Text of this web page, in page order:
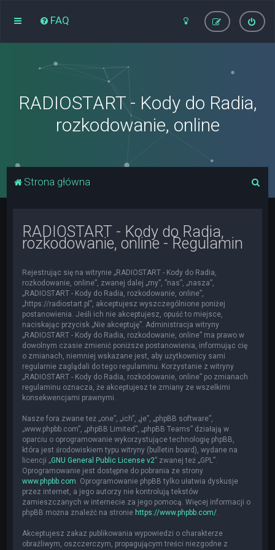
FAQ
RADIOSTART - Kody do Radia,
rozkodowanie, online
Strona główna
RADIOSTART - Kody do Radia,
rozkodowanie, online - Regulamin
Rejestrując się na witrynie „RADIOSTART - Kody do Radia,
rozkodowanie, online”, zwanej dalej „my”, ”nas”, „nasza”,
„RADIOSTART - Kody do Radia, rozkodowanie, online”,
„https://radiostart.pl”, akceptujesz wyszczególnione poniżej
postanowienia. Jeśli ich nie akceptujesz, opuść to miejsce,
naciskając przycisk „Nie akceptuję”. Administracja witryny
„RADIOSTART - Kody do Radia, rozkodowanie, online” ma prawo w
dowolnym czasie zmienić poniższe postanowienia, informując cię
o zmianach, niemniej wskazane jest, aby użytkownicy sami
regularnie zaglądali do tego regulaminu. Korzystanie z witryny
„RADIOSTART - Kody do Radia, rozkodowanie, online” po zmianach
regulaminu oznacza, że akceptujesz te zmiany ze wszelkimi
konsekwencjami prawnymi.
Nasze fora zwane też „one”, „ich”, „je”, „phpBB software”,
„www.phpbb.com”, „phpBB Limited”, „phpBB Teams” działają w
oparciu o oprogramowanie wykorzystujące technologię phpBB,
która jest środowiskiem typu witryny (bulletin board), wydane na
licencji „GNU General Public License v2” zwanej też „GPL”.
Oprogramowanie jest dostępne do pobrania ze strony
www.phpbb.com . Oprogramowanie phpBB tylko ułatwia dyskusje
przez internet, a jego autorzy nie kontrolują tekstów
zamieszczanych w internecie za jego pomocą. Więcej informacji o
phpBB można znaleźć na stronie https://www.phpbb.com/
Akceptujesz zakaz publikowania wypowiedzi o charakterze
obraźliwym, oszczerczym, propagującym treści niezgodne z